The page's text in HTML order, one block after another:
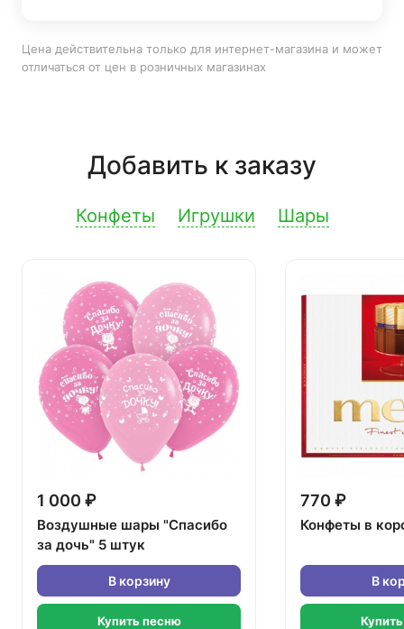
Цена действительна только для интернет-магазина и может
отличаться от цен в розничных магазинах
Добавить к заказу
Конфеты Игрушки Шары
1 000 ₽
Воздушные шары "Спасибо
за дочь" 5 штук
В корзину
Купить песню
770 ₽
Конфеты в
В